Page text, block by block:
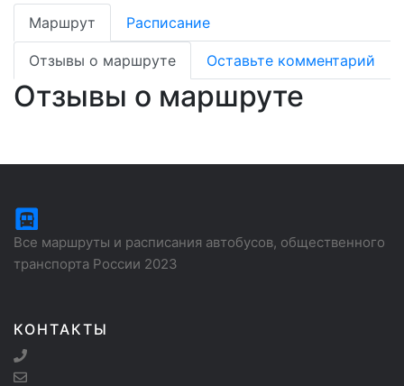
Маршрут Расписание
Отзывы о маршруте Оставьте комментарий
Отзывы о маршруте
Все маршруты и расписания автобусов, общественного
транспорта России 2023
КОНТАКТЫ